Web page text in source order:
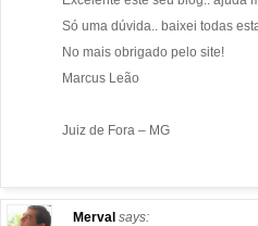
Só uma dúvida.. baixei todas
No mais obrigado pelo site!
Marcus Leão
Juiz de Fora – MG
Merval says: